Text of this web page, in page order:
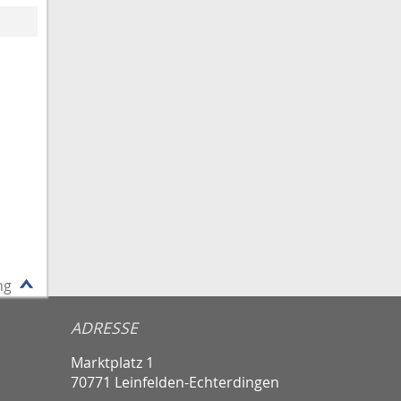
ADRESSE
Marktplatz 1
70771 Leinfelden-Echterdingen